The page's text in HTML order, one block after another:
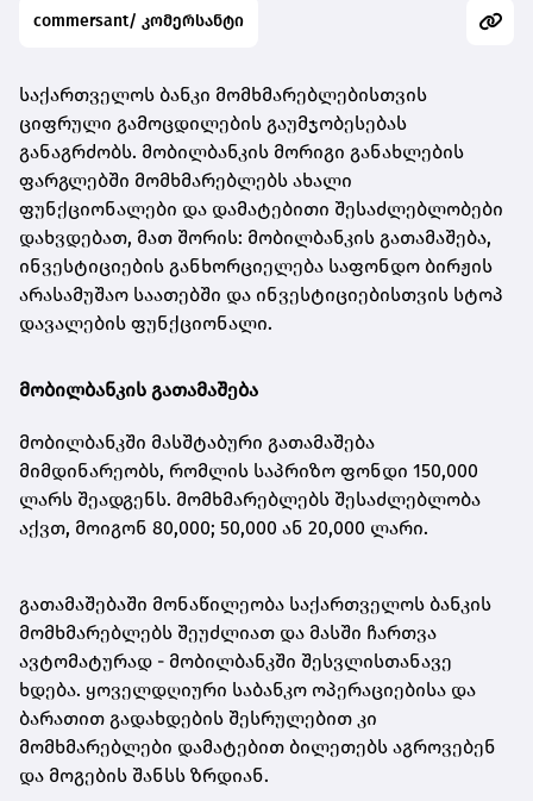
commersant/ კომერსანტი
საქართველოს ბანკი მომხმარებლებისთვის
ციფრული გამოცდილების გაუმჯობესებას
განაგრძობს. მობილბანკის მორიგი განახლების
ფარგლებში მომხმარებლებს ახალი
ფუნქციონალები და დამატებითი შესაძლებლობები
დახვდებათ, მათ შორის: მობილბანკის გათამაშება,
ინვესტიციების განხორციელება საფონდო ბირჟის
არასამუშაო საათებში და ინვესტიციებისთვის სტოპ
დავალების ფუნქციონალი.
მობილბანკის გათამაშება
მობილბანკში მასშტაბური გათამაშება
მიმდინარეობს, რომლის საპრიზო ფონდი 150,000
ლარს შეადგენს. მომხმარებლებს შესაძლებლობა
აქვთ, მოიგონ 80,000; 50,000 ან 20,000 ლარი.
გათამაშებაში მონაწილეობა საქართველოს ბანკის
მომხმარებლებს შეუძლიათ და მასში ჩართვა
ავტომატურად - მობილბანკში შესვლისთანავე
ხდება. ყოველდღიური საბანკო ოპერაციებისა და
ბარათით გადახდების შესრულებით კი
მომხმარებლები დამატებით ბილეთებს აგროვებენ
და მოგების შანსს ზრდიან.